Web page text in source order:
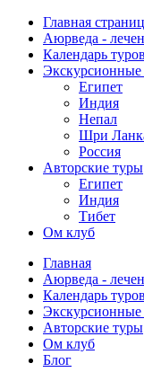
Главная
Аюрведа -
Календарь туров
Египет
Индия
Непал
Шри
Россия
Авторские туры
Египет
Индия
Тибет
Ом клуб
Главная
Аюрведа -
Календарь туров
Авторские туры
Ом клуб
Блог